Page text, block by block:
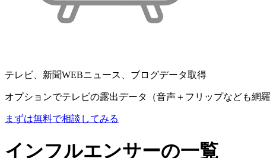
テレビ、新聞WEBニュース、ブログデータ取得
オプションでテレビの露出データ（音声＋フリップなども網
まずは無料で相談してみる
インフルエンサーの一覧